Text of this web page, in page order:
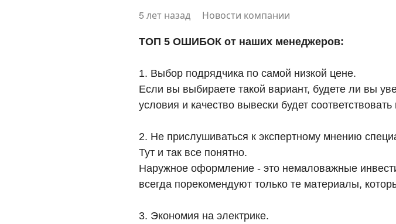
5 лет назад Новости компании
ТОП 5 ОШИБОК от наших менеджеров:
1. Выбор подрядчика по самой низкой цене.
Если вы выбираете такой вариант, будете ли вы
условия и качество вывески будет
2. Не прислушиваться к экспертному мнению
Тут и так все понятно.
Наружное оформление - это немаловажные
всегда порекомендуют только те материалы,
3. Экономия на электрике.